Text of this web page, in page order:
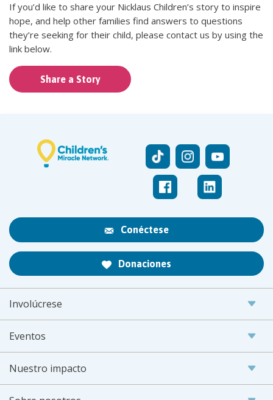
If you’d like to share your Nicklaus Children’s story to inspire
hope, and help other families find answers to questions
they’re seeking for their child, please contact us by using the
link below.
Share a Story
Conéctese
Donaciones
Involúcrese
Eventos
Nuestro impacto